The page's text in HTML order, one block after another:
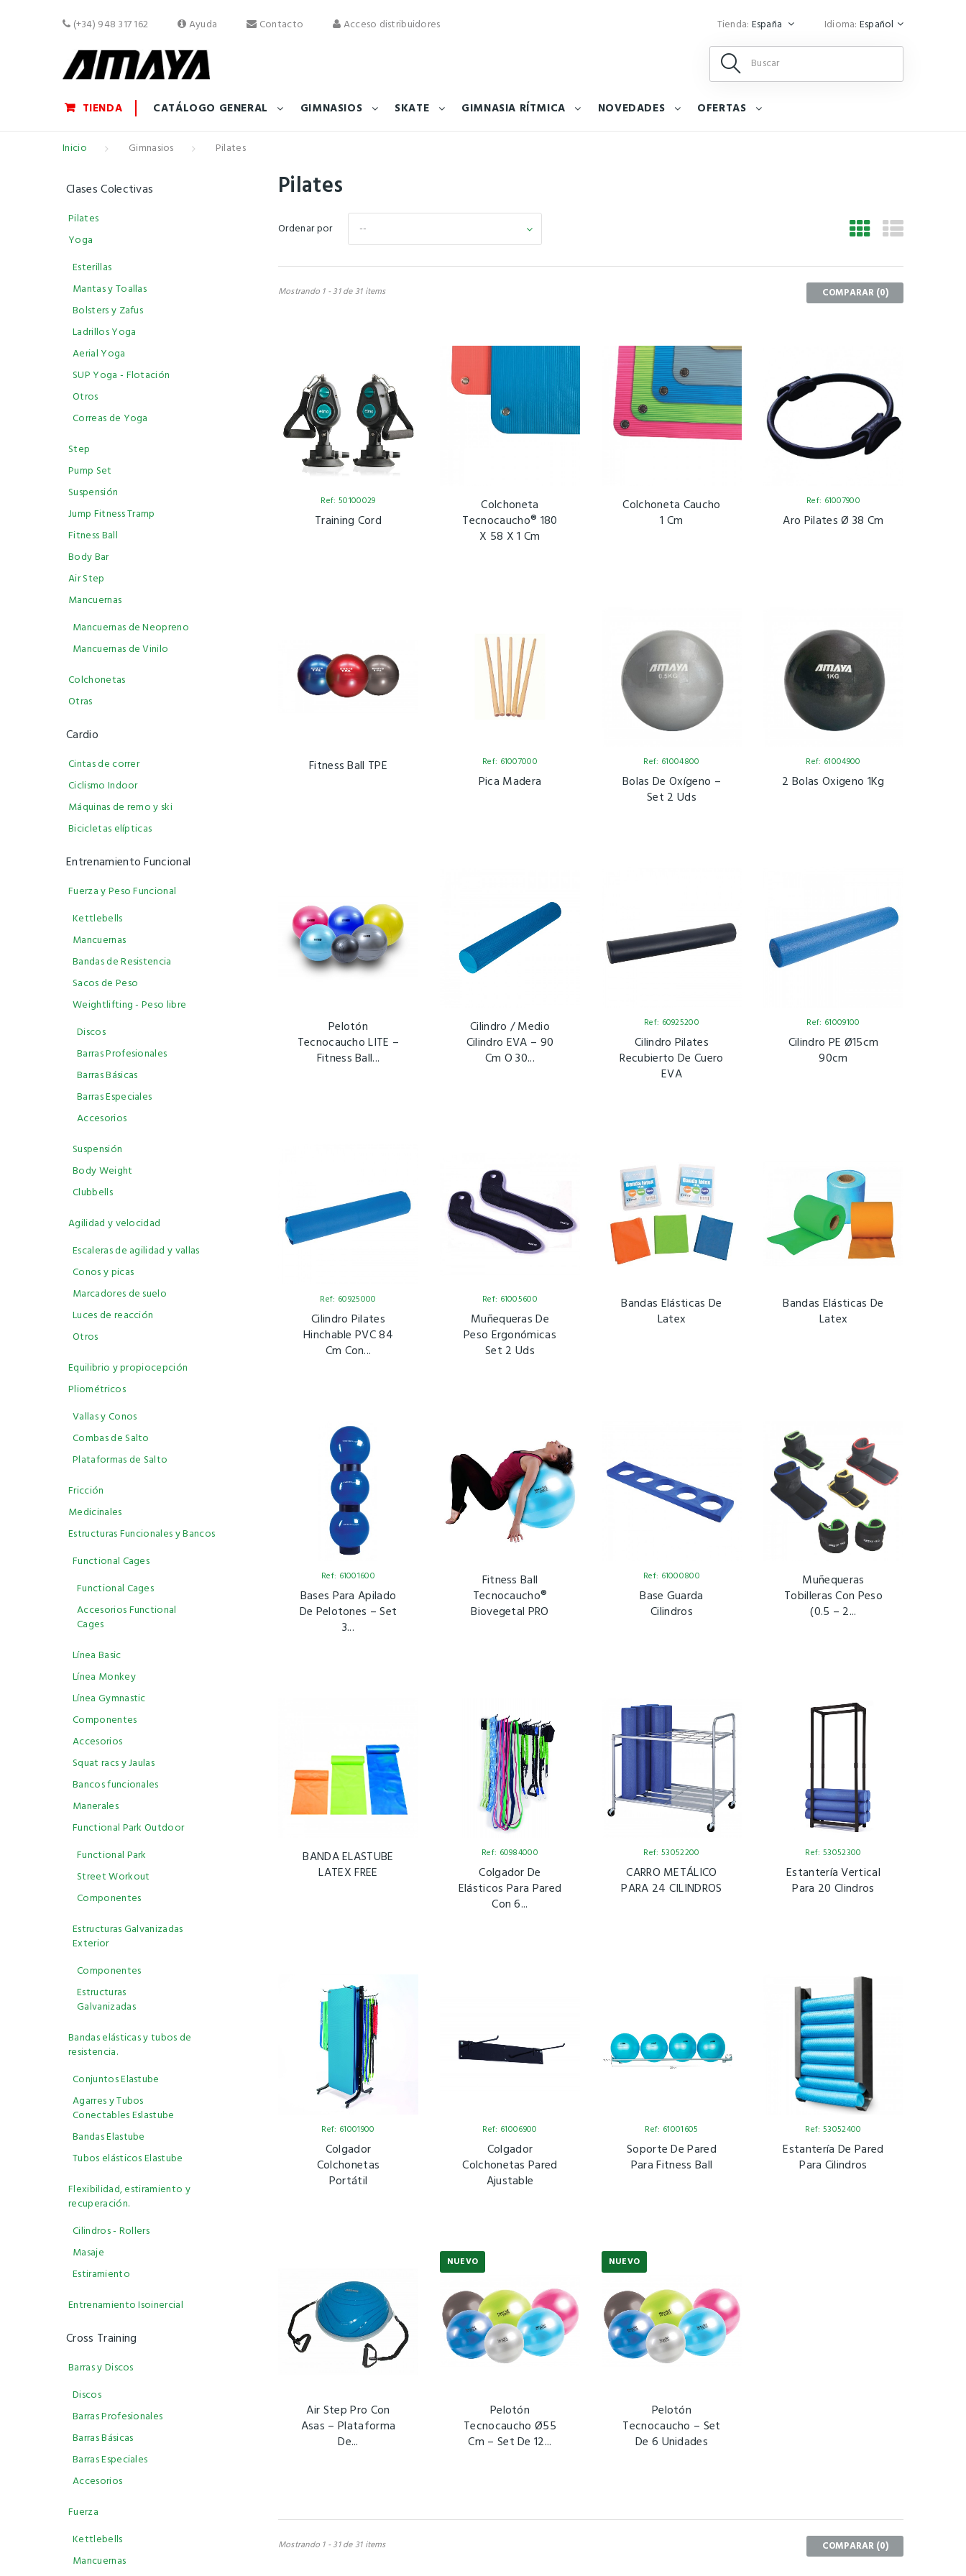
(+34) 948 317 162 Ayuda Contacto Acceso distribuidores Idioma: Español
Tienda: España
TIENDA CATÁLOGO GENERAL GIMNASIOS SKATE GIMNASIA RÍTMICA NOVEDADES OFERTAS
Inicio Gimnasios Pilates
Pilates
Ordenar por --
Mostrando 1 - 31 de 31 items COMPARAR (0)
Ref: 50100029
Training Cord
Colchoneta
Tecnocaucho® 180
X 58 X 1 Cm
Colchoneta Caucho
1 Cm
Ref: 61007900
Aro Pilates Ø 38 Cm
Fitness Ball TPE Ref: 61007000
Pica Madera
Ref: 61004800
Bolas De Oxígeno –
Set 2 Uds
Ref: 61004900
2 Bolas Oxigeno 1Kg
Pelotón
Tecnocaucho LITE –
Fitness Ball...
Cilindro / Medio
Cilindro EVA – 90
Cm O 30...
Ref: 60925200
Cilindro Pilates
Recubierto De Cuero
EVA
Ref: 61009100
Cilindro PE Ø15cm
90cm
Ref: 60925000
Cilindro Pilates
Hinchable PVC 84
Cm Con...
Ref: 61005600
Muñequeras De
Peso Ergonómicas
Set 2 Uds
Bandas Elásticas De
Latex
Bandas Elásticas De
Latex
Ref: 61001600
Bases Para Apilado
De Pelotones – Set
3...
Fitness Ball
Tecnocaucho®
Biovegetal PRO
Ref: 61000800
Base Guarda
Cilindros
Muñequeras
Tobilleras Con Peso
(0.5 – 2...
BANDA ELASTUBE
LATEX FREE
Ref: 60984000
Colgador De
Elásticos Para Pared
Con 6...
Ref: 53052200
CARRO METÁLICO
PARA 24 CILINDROS
Ref: 53052300
Estantería Vertical
Para 20 Clindros
Ref: 61001900
Colgador
Colchonetas
Portátil
Ref: 61006900
Colgador
Colchonetas Pared
Ajustable
Ref: 61001605
Soporte De Pared
Para Fitness Ball
Ref: 53052400
Estantería De Pared
Para Cilindros
Air Step Pro Con
Asas – Plataforma
De...
NUEVO
Pelotón
Tecnocaucho Ø55
Cm – Set De 12...
NUEVO
Pelotón
Tecnocaucho – Set
De 6 Unidades
Mostrando 1 - 31 de 31 items COMPARAR (0)
Clases Colectivas
Pilates
Yoga
Esterillas
Mantas y Toallas
Bolsters y Zafus
Ladrillos Yoga
Aerial Yoga
SUP Yoga - Flotación
Otros
Correas de Yoga
Step
Pump Set
Suspensión
Jump Fitness Tramp
Fitness Ball
Body Bar
Air Step
Mancuernas
Mancuernas de Neopreno
Mancuernas de Vinilo
Colchonetas
Otras
Cardio
Cintas de correr
Ciclismo Indoor
Máquinas de remo y ski
Bicicletas elípticas
Entrenamiento Funcional
Fuerza y Peso Funcional
Kettlebells
Mancuernas
Bandas de Resistencia
Sacos de Peso
Weightlifting - Peso libre
Discos
Barras Profesionales
Barras Básicas
Barras Especiales
Accesorios
Suspensión
Body Weight
Clubbells
Agilidad y velocidad
Escaleras de agilidad y vallas
Conos y picas
Marcadores de suelo
Luces de reacción
Otros
Equilibrio y propiocepción
Pliométricos
Vallas y Conos
Combas de Salto
Plataformas de Salto
Fricción
Medicinales
Estructuras Funcionales y Bancos
Functional Cages
Functional Cages
Accesorios Functional
Cages
Línea Basic
Línea Monkey
Línea Gymnastic
Componentes
Accesorios
Squat racs y Jaulas
Bancos funcionales
Manerales
Functional Park Outdoor
Functional Park
Street Workout
Componentes
Estructuras Galvanizadas
Exterior
Componentes
Estructuras
Galvanizadas
Bandas elásticas y tubos de
resistencia.
Conjuntos Elastube
Agarres y Tubos
Conectables Eslastube
Bandas Elastube
Tubos elásticos Elastube
Flexibilidad, estiramiento y
recuperación.
Cilindros - Rollers
Masaje
Estiramiento
Entrenamiento Isoinercial
Cross Training
Barras y Discos
Discos
Barras Profesionales
Barras Básicas
Barras Especiales
Accesorios
Fuerza
Kettlebells
Mancuernas